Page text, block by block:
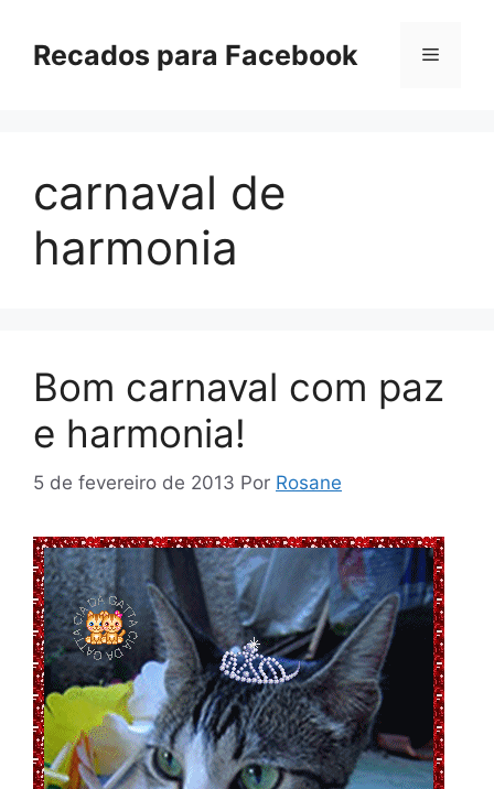
paraRecados para Facebook Menu
carnaval de
harmonia
Bom carnaval com paz
e harmonia!
5 de fevereiro de 2013 Por Rosane